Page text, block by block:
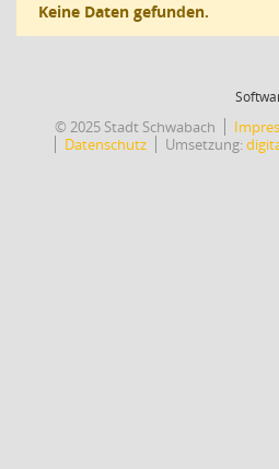
Keine Daten gefunden.
© 2025 Stadt Schwabach
Datenschutz
Umsetzung: